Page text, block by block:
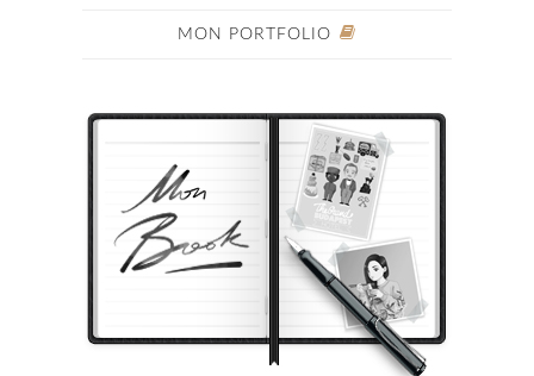
MON PORTFOLIO